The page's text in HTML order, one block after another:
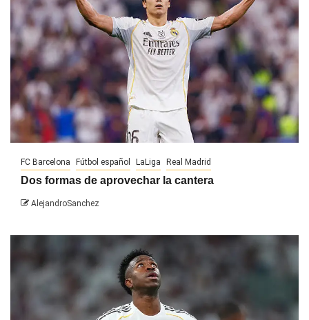
FC Barcelona Fútbol español LaLiga Real Madrid
Dos formas de aprovechar la cantera
AlejandroSanchez